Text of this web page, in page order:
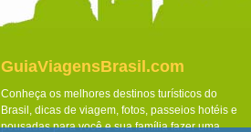
GuiaViagensBrasil.com
Conheça os melhores destinos turísticos do
Brasil, dicas de viagem, fotos, passeios hotéis e
pousadas para você e sua família fazer uma